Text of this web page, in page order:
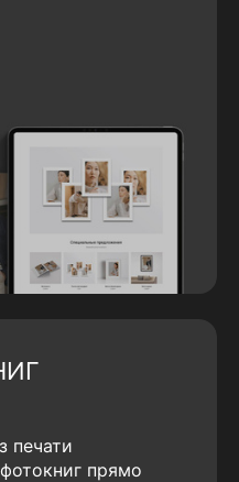
печати
прямо